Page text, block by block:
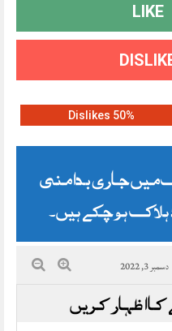
LIKE
50% Dislikes
میں جاری بدامنی
دسمبر 3, 2022
کا اظہار کریں